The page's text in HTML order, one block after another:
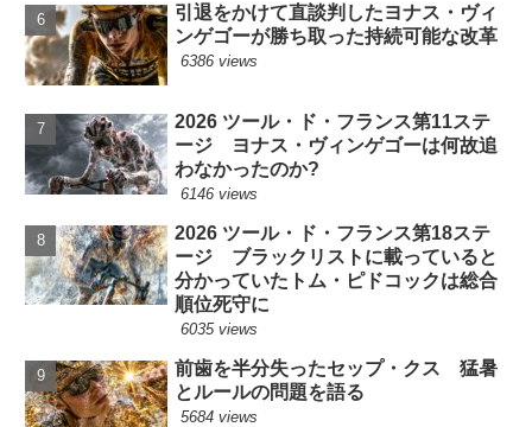
引退をかけて直談判したヨナス・ヴィ
ンゲゴーが勝ち取った持続可能な改革
6386 views
2026 ツール・ド・フランス第11ステ
ージ ヨナス・ヴィンゲゴーは何故追
わなかったのか?
6146 views
2026 ツール・ド・フランス第18ステ
ージ ブラックリストに載っていると
分かっていたトム・ピドコックは総合
順位死守に
6035 views
前歯を半分失ったセップ・クス 猛暑
とルールの問題を語る
5684 views